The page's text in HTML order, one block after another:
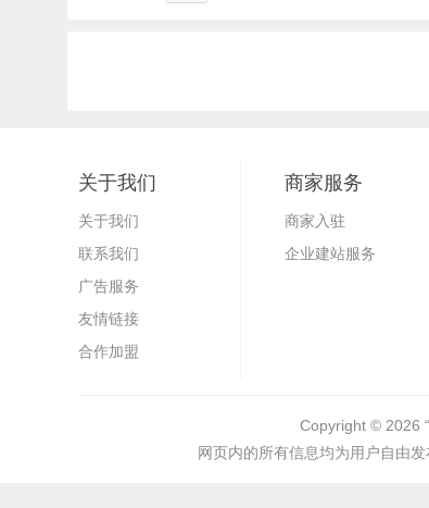
关于我们
关于我们
联系我们
广告服务
友情链接
合作加盟
商家服务
商家入驻
企业建站服务
Copyright © 2026
网页内的所有信息均为用户自由